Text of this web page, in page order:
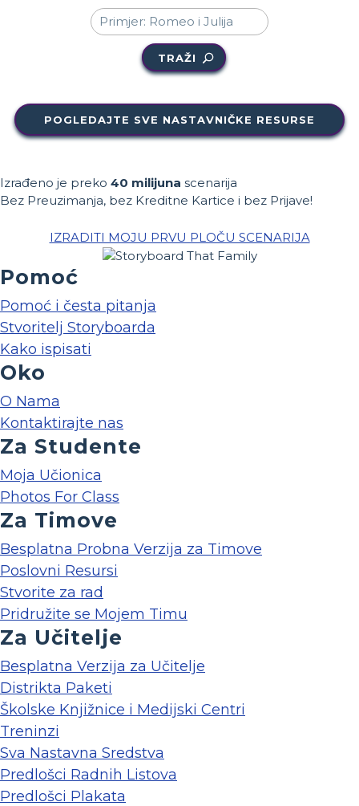
TRAŽI
POGLEDAJTE SVE NASTAVNIČKE RESURSE
Izrađeno je preko 40 milijuna scenarija
Bez Preuzimanja, bez Kreditne Kartice i bez Prijave!
IZRADITI MOJU PRVU PLOČU SCENARIJA
Pomoć
Pomoć i česta pitanja
Stvoritelj Storyboarda
Kako ispisati
Oko
O Nama
Kontaktirajte nas
Za Studente
Moja Učionica
Photos For Class
Za Timove
Besplatna Probna Verzija za Timove
Poslovni Resursi
Stvorite za rad
Pridružite se Mojem Timu
Za Učitelje
Besplatna Verzija za Učitelje
Distrikta Paketi
Školske Knjižnice i Medijski Centri
Treninzi
Sva Nastavna Sredstva
Predlošci Radnih Listova
Predlošci Plakata